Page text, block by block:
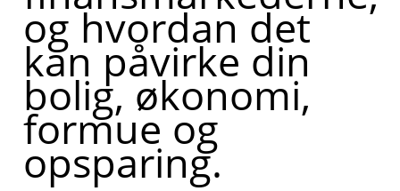
og hvordan det
kan påvirke din
bolig, økonomi,
formue og
opsparing.